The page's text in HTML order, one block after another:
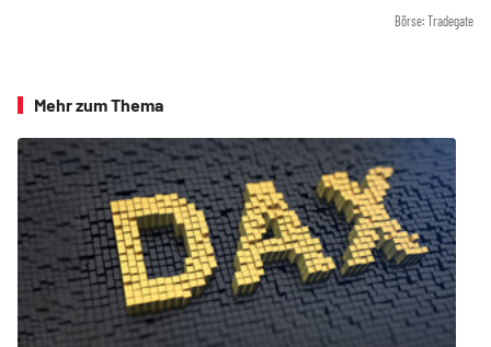
Börse: Tradegate
Mehr zum Thema